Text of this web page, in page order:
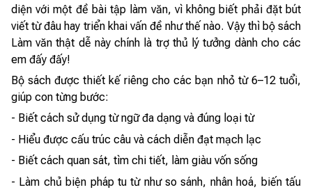
diện với một đề bài tập làm văn, vì không biết phải đặt bút
viết từ đâu hay triển khai vấn đề như thế nào. Vậy thì bộ sách
Làm văn thật dễ này chính là trợ thủ lý tưởng dành cho các
em đấy đấy!
Bộ sách được thiết kế riêng cho các bạn nhỏ từ 6–12 tuổi,
giúp con từng bước:
- Biết cách sử dụng từ ngữ đa dạng và đúng loại từ
- Hiểu được cấu trúc câu và cách diễn đạt mạch lạc
- Biết cách quan sát, tìm chi tiết, làm giàu vốn sống
- Làm chủ biện pháp tu từ như so sánh, nhân hoá, biến tấu